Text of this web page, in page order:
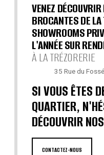
VENEZ
BROCANTES DE
SHOWROOMS
L'ANNÉE SUR
À LA TRÉZORERIE
35 Rue du
SI VOUS ÊTES
QUARTIER,
DÉCOUVRIR
CONTACTEZ-NOUS